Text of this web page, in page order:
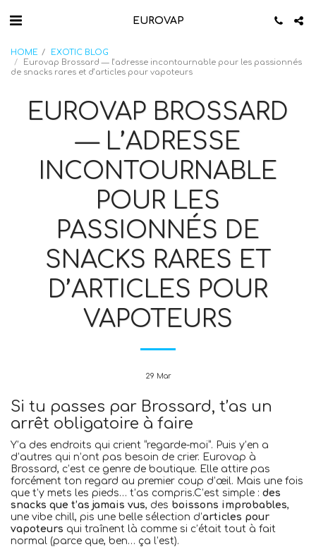
EUROVAP
HOME
EXOTIC BLOG
Eurovap Brossard — l’adresse incontournable pour les passionnés
de snacks rares et d’articles pour vapoteurs
EUROVAP BROSSARD
— L’ADRESSE
INCONTOURNABLE
POUR LES
PASSIONNÉS DE
SNACKS RARES ET
D’ARTICLES POUR
VAPOTEURS
29 Mar
Si tu passes par Brossard, t’as un
arrêt obligatoire à faire
Y’a des endroits qui crient “regarde-moi”. Puis y’en a
d’autres qui n’ont pas besoin de crier. Eurovap à
Brossard, c’est ce genre de boutique. Elle attire pas
forcément ton regard au premier coup d’œil. Mais une fois
que t’y mets les pieds… t’as compris.C’est simple : des
snacks que t’as jamais vus, des boissons improbables,
une vibe chill, pis une belle sélection d’articles pour
vapoteurs qui traînent là comme si c’était tout à fait
normal (parce que, ben… ça l’est).